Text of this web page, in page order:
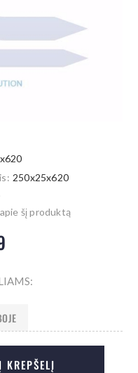
250x25x620
šį produktą
Į KREPŠELĮ